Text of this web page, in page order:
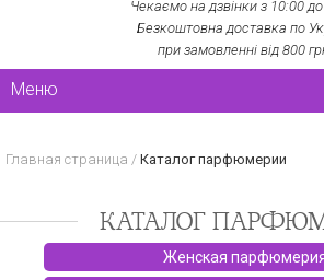
Чекаємо на дзвінки з 10:00
Безкоштовна доставка по
при замовленні від 800
Меню
Главная страница / Каталог парфюмерии
КАТАЛОГ
Женская